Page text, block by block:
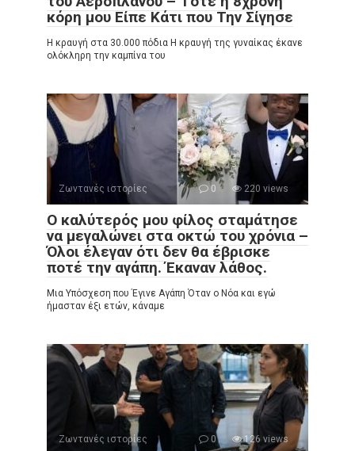
κόρη μου Είπε Κάτι που Την Σίγησε
Η κραυγή στα 30.000 πόδια Η κραυγή της γυναίκας έκανε
ολόκληρη την καμπίνα του
Ζωντανές ιστορίες 0 220 views
Ο καλύτερός μου φίλος σταμάτησε
να μεγαλώνει στα οκτώ του χρόνια –
Όλοι έλεγαν ότι δεν θα έβρισκε
ποτέ την αγάπη. Έκαναν λάθος.
Μια Υπόσχεση που Έγινε Αγάπη Όταν ο Νόα και εγώ
ήμασταν έξι ετών, κάναμε
Ζωντανές ιστορίες 0 126 views